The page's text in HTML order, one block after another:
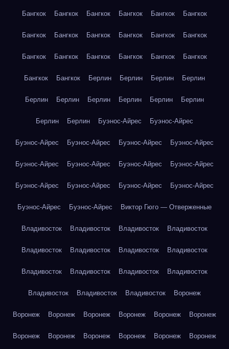
Бангкок Бангкок Бангкок Бангкок Бангкок Бангкок
Бангкок Бангкок Бангкок Бангкок Бангкок Бангкок
Бангкок Бангкок Бангкок Бангкок Бангкок Бангкок
Бангкок Бангкок Берлин Берлин Берлин Берлин
Берлин Берлин Берлин Берлин Берлин Берлин
Берлин Берлин Буэнос-Айрес Буэнос-Айрес
Буэнос-Айрес Буэнос-Айрес Буэнос-Айрес Буэнос-Айрес
Буэнос-Айрес Буэнос-Айрес Буэнос-Айрес Буэнос-Айрес
Буэнос-Айрес Буэнос-Айрес Буэнос-Айрес Буэнос-Айрес
Буэнос-Айрес Буэнос-Айрес Виктор Гюго — Отверженные
Владивосток Владивосток Владивосток Владивосток
Владивосток Владивосток Владивосток Владивосток
Владивосток Владивосток Владивосток Владивосток
Владивосток Владивосток Владивосток Воронеж
Воронеж Воронеж Воронеж Воронеж Воронеж Воронеж
Воронеж Воронеж Воронеж Воронеж Воронеж Воронеж